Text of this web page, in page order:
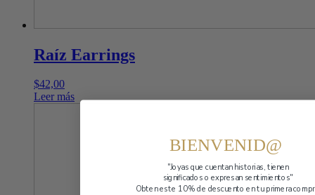
Raíz Earrings
$42,00
Leer más
BIENVENID@
"Joyas que cuentan historias,tienen
significados o expresan sentimientos"
Obten este 10% de descuento en tu primera